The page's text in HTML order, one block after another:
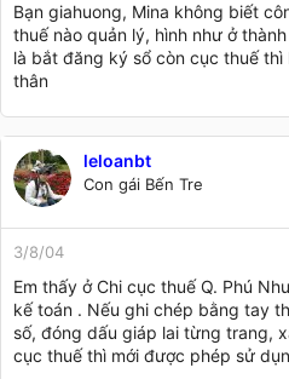
Bạn giahuong, Mina không biết
thuế nào quản lý, hình như ở
là bắt đăng ký sổ còn cục thuế
thân
leloanbt
Con gái Bến Tre
3/8/04
Em thấy ở Chi cục thuế Q. Phú
kế toán . Nếu ghi chép bằng tay
số, đóng dấu giáp lai từng trang,
cục thuế thì mới được phép sử